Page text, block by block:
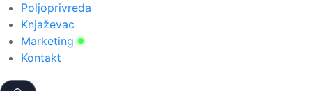
Poljoprivreda
Knjaževac
Marketing
Kontakt